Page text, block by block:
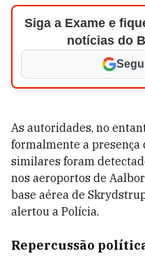
Siga a Exame e
notícias do
As autoridades, no
formalmente a presença
similares foram
nos aeroportos de
base aérea de
alertou a Polícia.
Repercussão